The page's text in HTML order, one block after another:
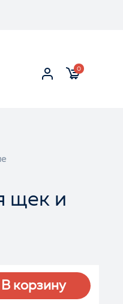
0
щек и
В корзину